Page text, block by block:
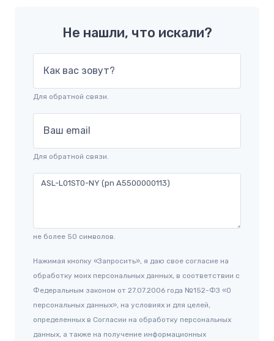
Не нашли, что искали?
Как вас зовут?
Для обратной связи.
Ваш email
Для обратной связи.
не более 50 символов.
Нажимая кнопку «Запросить», я даю свое согласие на
обработку моих персональных данных, в соответствии с
Федеральным законом от 27.07.2006 года №152-ФЗ «О
персональных данных», на условиях и для целей,
определенных в Согласии на обработку персональных
данных, а также на получение информационных